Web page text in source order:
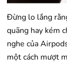
Đừng lo lắng
quãng hay kém
nghe của
một cách mượt